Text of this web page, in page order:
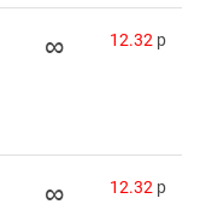
∞ 12.32 p
∞ 12.32 p